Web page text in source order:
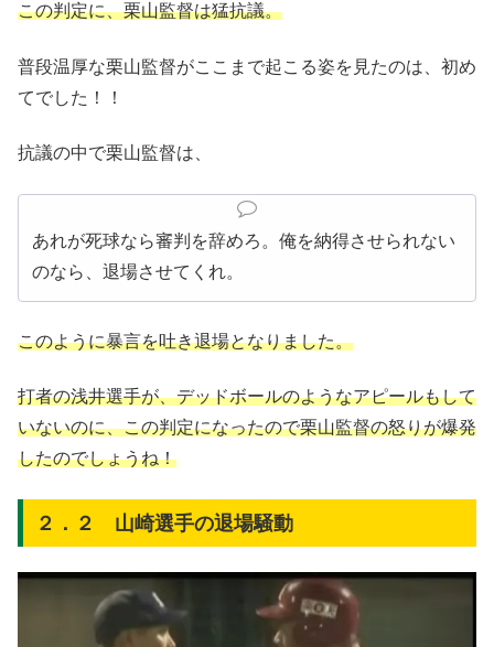
この判定に、栗山監督は猛抗議。
普段温厚な栗山監督がここまで起こる姿を見たのは、初め
てでした！！
抗議の中で栗山監督は、
あれが死球なら審判を辞めろ。俺を納得させられない
のなら、退場させてくれ。
このように暴言を吐き退場となりました。
打者の浅井選手が、デッドボールのようなアピールもして
いないのに、この判定になったので栗山監督の怒りが爆発
したのでしょうね！
２．２ 山崎選手の退場騒動